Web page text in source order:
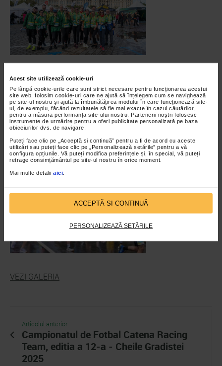
Acest site utilizează cookie-uri
Pe lângă cookie-urile care sunt strict necesare pentru funcționarea acestui
site web, folosim cookie-uri care ne ajută să înțelegem cum se navighează
pe site-ul nostru și ajută la îmbunătățirea modului în care funcționează site-
ul, de exemplu, făcând rezultatele să fie mai exacte în cazul căutărilor,
pentru a măsura performanța site-ului nostru. Partenerii noștri folosesc
instrumente de urmărire pentru a oferi publicitate personalizată pe baza
obiceiurilor dvs. de navigare.
Puteți face clic pe „Acceptă si continuă” pentru a fi de acord cu aceste
utilizări sau puteți face clic pe „Personalizează setările” pentru a vă
configura opțiunile. Vă puteți modifica preferințele și, în special, vă puteți
retrage consimțământul pe site-ul nostru în orice moment.
Mai multe detalii aici
ACCEPTĂ SI CONTINUĂ
PERSONALIZEAZĂ SETĂRILE
VEZI GALERIA
Articolul anterior
Campionatul de Fotbal Catena Racing
Team, editia a 12-a - Cheile Gradistei
2025